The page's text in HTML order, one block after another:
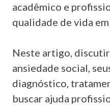
acadêmico e
qualidade de vida
Neste artigo,
ansiedade social,
diagnóstico,
buscar ajuda